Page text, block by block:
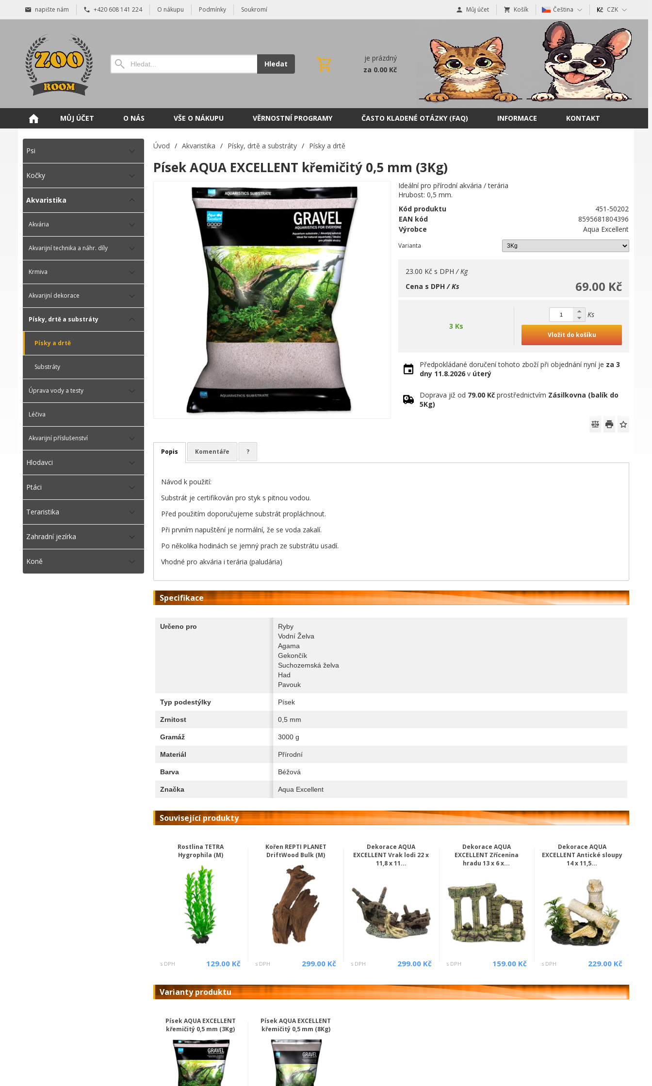
napište nám +420 608 141 224 O nákupu Podmínky Soukromí Můj účet Košík Čeština CZK
Hledat
je prázdný
za 0.00 Kč
MŮJ ÚČET O NÁS VŠE O NÁKUPU VĚRNOSTNÍ PROGRAMY ČASTO KLADENÉ OTÁZKY (FAQ) INFORMACE KONTAKT
Psi
Kočky
Akvaristika
Akvária
Akvarijní technika a náhr. díly
Krmiva
Akvarijní dekorace
Písky, drtě a substráty
Písky a drtě
Substráty
Úprava vody a testy
Léčiva
Akvarijní příslušenství
Hlodavci
Ptáci
Teraristika
Zahradní jezírka
Koně
Úvod / Akvaristika / Písky, drtě a substráty / Písky a drtě
Písek AQUA EXCELLENT křemičitý 0,5 mm (3Kg)
Ideální pro přírodní akvária / terária
Hrubost: 0,5 mm.
Kód produktu
451-50202
EAN kód
8595681804396
Výrobce
Aqua Excellent
Varianta
23.00 Kč s DPH / Kg
69.00 Kč
Cena s DPH/ Ks
3 Ks
Ks
Vložit do košíku
Předpokládané doručení tohoto zboží při objednání nyní je za 3
dny 11.8.2026 v úterý
Doprava již od 79.00 Kč prostřednictvím Zásilkovna (balík do
5Kg)
Popis Komentáře ?
Návod k použití:
Substrát je certifikován pro styk s pitnou vodou.
Před použitím doporučujeme substrát propláchnout.
Při prvním napuštění je normální, že se voda zakalí.
Po několika hodinách se jemný prach ze substrátu usadí.
Vhodné pro akvária i terária (paludária)
Specifikace
Určeno pro
Ryby
Vodní Želva
Agama
Gekončík
Suchozemská želva
Had
Pavouk
Typ podestýlky Písek
Zrnitost 0,5 mm
Gramáž 3000 g
Materiál Přírodní
Barva Béžová
Značka Aqua Excellent
Související produkty
Rostlina TETRA
Hygrophila (M)
s DPH 129.00 Kč
Kořen REPTI PLANET
DriftWood Bulk (M)
s DPH 299.00 Kč
Dekorace AQUA
EXCELLENT Vrak lodi 22 x
11,8 x 11...
s DPH 299.00 Kč
Dekorace AQUA
EXCELLENT Zřícenina
hradu 13 x 6 x...
s DPH 159.00 Kč
Dekorace AQUA
EXCELLENT Antické sloupy
14 x 11,5...
s DPH 229.00 Kč
Varianty produktu
Písek AQUA EXCELLENT
křemičitý 0,5 mm (3Kg)
Písek AQUA EXCELLENT
křemičitý 0,5 mm (8Kg)